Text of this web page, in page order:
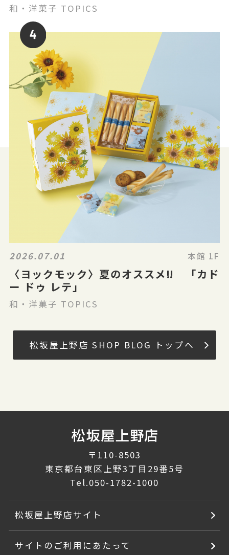
和・洋菓子 TOPICS
2026.07.01 本館 1F
〈ヨックモック〉夏のオススメ‼ 「カド
ー ドゥ レテ」
和・洋菓子 TOPICS
松坂屋上野店 SHOP BLOG トップへ
〒110-8503
東京都台東区上野3丁目29番5号
Tel.050-1782-1000
松坂屋上野店サイト
サイトのご利用にあたって